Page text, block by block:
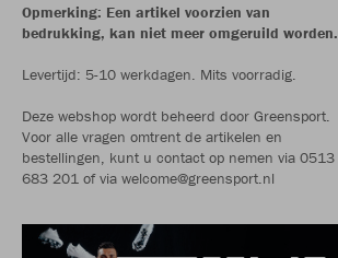
Opmerking: Een artikel voorzien van
bedrukking, kan niet meer omgeruild worden.
Levertijd: 5-10 werkdagen. Mits voorradig.
Deze webshop wordt beheerd door Greensport.
Voor alle vragen omtrent de artikelen en
bestellingen, kunt u contact op nemen via 0513
683 201 of via welcome@greensport.nl